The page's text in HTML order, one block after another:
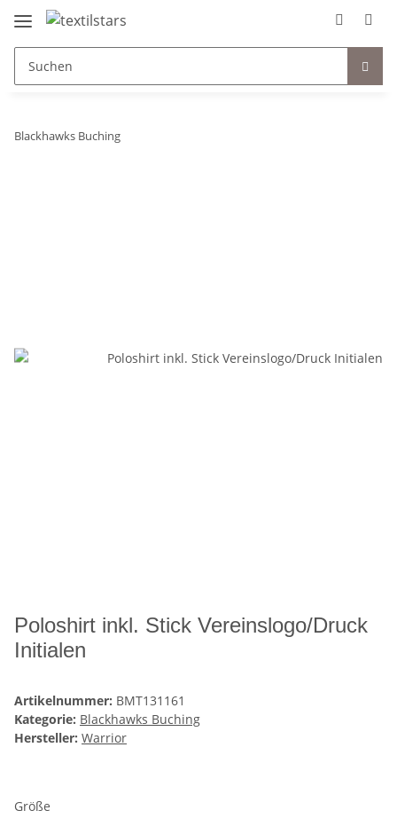
Blackhawks Buching
Poloshirt inkl. Stick Vereinslogo/Druck
Initialen
Artikelnummer: BMT131161
Kategorie: Blackhawks Buching
Hersteller: Warrior
Größe